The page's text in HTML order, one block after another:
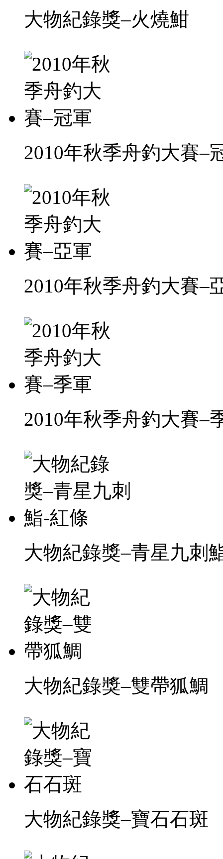
大物紀錄獎–火燒魽
2010年秋季舟釣大賽–
2010年秋季舟釣大賽–
2010年秋季舟釣大賽–
大物紀錄獎–青星九刺
大物紀錄獎–雙帶狐鯛
大物紀錄獎–寶石石斑